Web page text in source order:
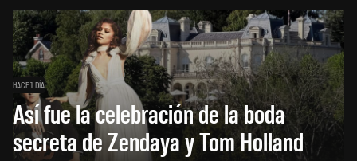
HACE 1 DÍA
Así fue la celebración de la boda
secreta de Zendaya y Tom Holland